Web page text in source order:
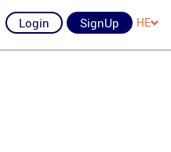
Login SignUp HE